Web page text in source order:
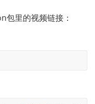
里的视频链接：